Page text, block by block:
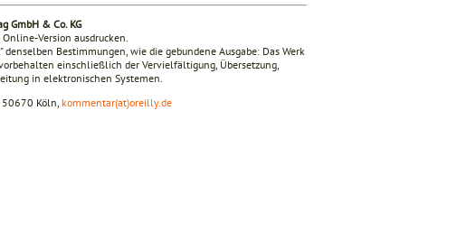
GmbH & Co. KG
Version ausdrucken.
Bestimmungen, wie die gebundene Ausgabe: Das Werk
einschließlich der Vervielfältigung, Übersetzung,
in elektronischen Systemen.
50670 Köln, kommentar(at)oreilly.de